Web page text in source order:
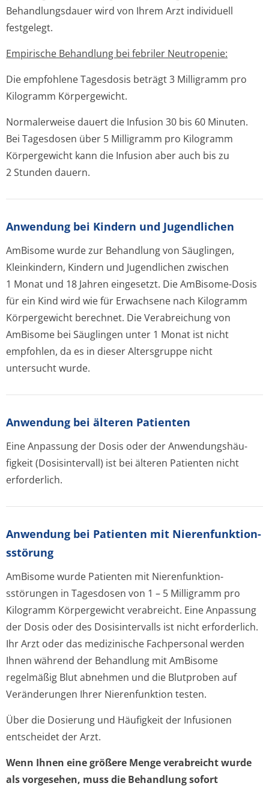
Behandlungsdauer wird von Ihrem Arzt individuell
festgelegt.
Empirische Behandlung bei febriler Neutropenie:
Die empfohlene Tagesdosis beträgt 3 Milligramm pro
Kilogramm Körpergewicht.
Normalerweise dauert die Infusion 30 bis 60 Minuten.
Bei Tagesdosen über 5 Milligramm pro Kilogramm
Körpergewicht kann die Infusion aber auch bis zu
2 Stunden dauern.
Anwendung bei Kindern und Jugendlichen
AmBisome wurde zur Behandlung von Säuglingen,
Kleinkindern, Kindern und Jugendlichen zwischen
1 Monat und 18 Jahren eingesetzt. Die AmBisome-Dosis
für ein Kind wird wie für Erwachsene nach Kilogramm
Körpergewicht berechnet. Die Verabreichung von
AmBisome bei Säuglingen unter 1 Monat ist nicht
empfohlen, da es in dieser Altersgruppe nicht
untersucht wurde.
Anwendung bei älteren Patienten
Eine Anpassung der Dosis oder der Anwendungshäu­
figkeit (Dosisintervall) ist bei älteren Patienten nicht
erforderlich.
Anwendung bei Patienten mit Nierenfunktion­
sstörung
AmBisome wurde Patienten mit Nierenfunktion­
sstörungen in Tagesdosen von 1 – 5 Milligramm pro
Kilogramm Körpergewicht verabreicht. Eine Anpassung
der Dosis oder des Dosisintervalls ist nicht erforderlich.
Ihr Arzt oder das medizinische Fachpersonal werden
Ihnen während der Behandlung mit AmBisome
regelmäßig Blut abnehmen und die Blutproben auf
Veränderungen Ihrer Nierenfunktion testen.
Über die Dosierung und Häufigkeit der Infusionen
entscheidet der Arzt.
Wenn Ihnen eine größere Menge verabreicht wurde
als vorgesehen, muss die Behandlung sofort